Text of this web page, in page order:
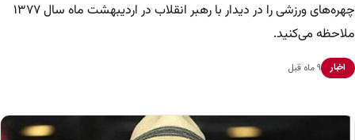
چهره‌های ورزشی را در دیدار با رهبر انقلاب در اردیبهشت ماه سال ۱۳۷۷
ملاحظه می‌کنید.
اخبار ۹ ماه قبل